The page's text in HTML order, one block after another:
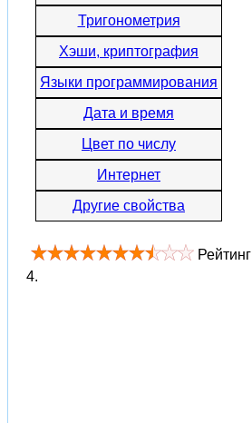
Тригонометрия
Хэши, криптография
Языки программирования
Дата и время
Цвет по числу
Интернет
Другие свойства
Рейтинг
4.